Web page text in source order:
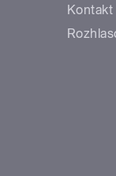
Kontakt